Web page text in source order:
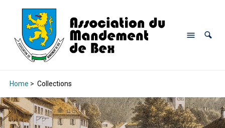
Home > Collections